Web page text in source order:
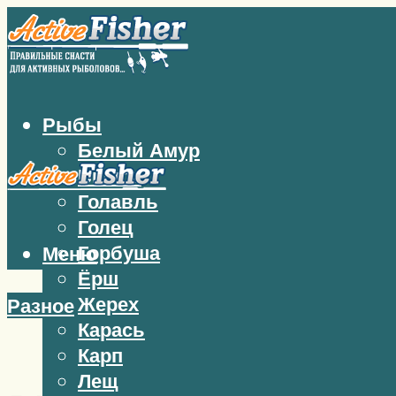
Рыбы
Белый Амур
Бычок
Голавль
Голец
Горбуша
Ёрш
Жерех
Карась
Карп
Лещ
Меню
Разное